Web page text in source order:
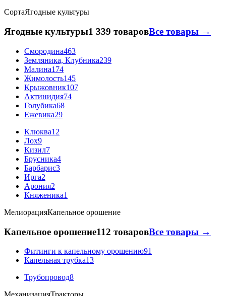
СортаЯгодные культуры
Ягодные культуры1 339 товаровВсе товары →
Смородина463
Земляника, Клубника239
Малина174
Жимолость145
Крыжовник107
Актинидия74
Голубика68
Ежевика29
Клюква12
Лох9
Кизил7
Брусника4
Барбарис3
Ирга2
Арония2
Княженика1
МелиорацияКапельное орошение
Капельное орошение112 товаровВсе товары →
Фитинги к капельному орошению91
Капельная трубка13
Трубопровод8